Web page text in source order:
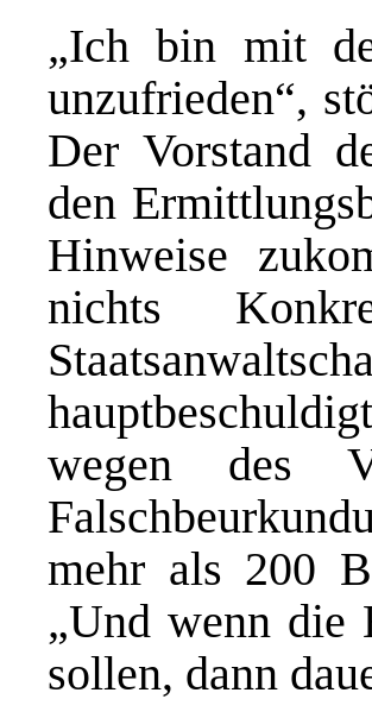
„Ich bin mit
unzufrieden“,
Der Vorstand
den
Hinweise
nichts
wegen des
mehr als 200
„Und wenn die
sollen, dann